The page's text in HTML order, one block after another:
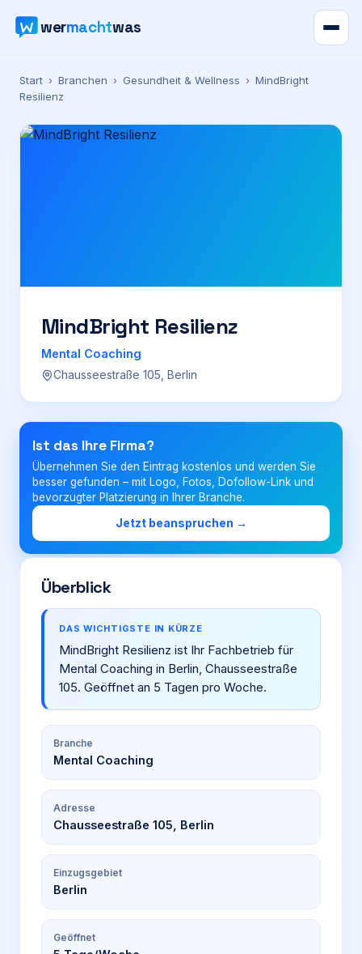
wermachtwas
Verzeichnis
Karte
Für Firmen
Login
Start › Branchen › Gesundheit & Wellness › MindBright
Resilienz
MindBright Resilienz
Mental Coaching
Chausseestraße 105, Berlin
Ist das Ihre Firma?
Übernehmen Sie den Eintrag kostenlos und werden Sie
besser gefunden – mit Logo, Fotos, Dofollow-Link und
bevorzugter Platzierung in Ihrer Branche.
Jetzt beanspruchen →
Überblick
DAS WICHTIGSTE IN KÜRZE
MindBright Resilienz ist Ihr Fachbetrieb für
Mental Coaching in Berlin, Chausseestraße
105. Geöffnet an 5 Tagen pro Woche.
Branche
Mental Coaching
Adresse
Chausseestraße 105, Berlin
Einzugsgebiet
Berlin
Geöffnet